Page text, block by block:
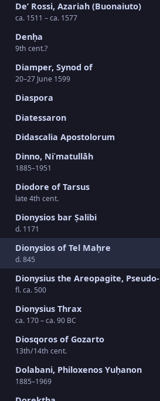
De’ Rossi, Azariah (Buonaiuto)
ca. 1511 – ca. 1577
Denḥa
9th cent.?
Diamper, Synod of
20–27 June 1599
Diaspora
Diatessaron
Didascalia Apostolorum
Dinno, Niʿmatullāh
1885–1951
Diodore of Tarsus
late 4th cent.
Dionysios bar Ṣalibi
d. 1171
Dionysios of Tel Maḥre
d. 845
Dionysius the Areopagite, Pseudo-
fl. ca. 500
Dionysius Thrax
ca. 170 – ca. 90 BC
Diosqoros of Gozarto
13th/14th cent.
Dolabani, Philoxenos Yuḥanon
1885–1969